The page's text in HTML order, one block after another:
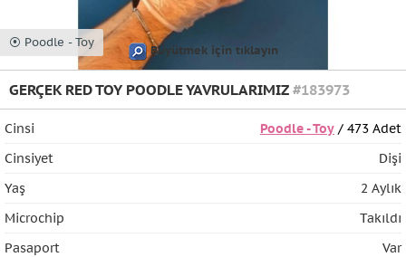
⦿ Poodle - Toy
Büyütmek için tıklayın
GERÇEK RED TOY POODLE YAVRULARIMIZ #183973
Cinsi Poodle - Toy/ 473 Adet
Cinsiyet
Dişi
Yaş
2 Aylık
Microchip
Takıldı
Pasaport
Var